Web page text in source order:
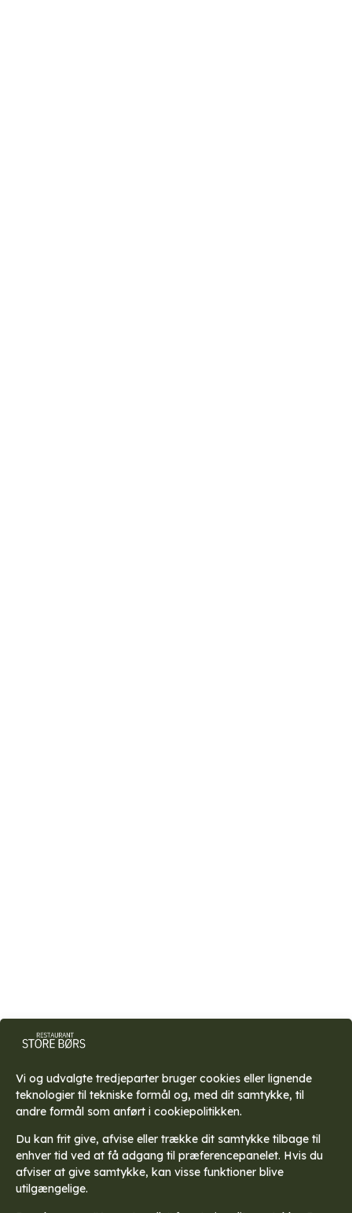
Vi og udvalgte tredjeparter bruger cookies eller lignende
teknologier til tekniske formål og, med dit samtykke, til
andre formål som anført i cookiepolitikken.
Du kan frit give, afvise eller trække dit samtykke tilbage til
enhver tid ved at få adgang til præferencepanelet. Hvis du
afviser at give samtykke, kan visse funktioner blive
utilgængelige.
Enjoy a symphony
of flavors with us